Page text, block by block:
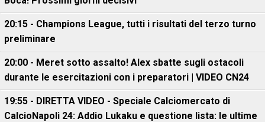
20:15 - Champions League, tutti i risultati del terzo turno
preliminare
20:00 - Meret sotto assalto! Alex sbatte sugli ostacoli
durante le esercitazioni con i preparatori | VIDEO CN24
19:55 - DIRETTA VIDEO - Speciale Calciomercato di
CalcioNapoli 24: Addio Lukaku e questione lista: le ultime